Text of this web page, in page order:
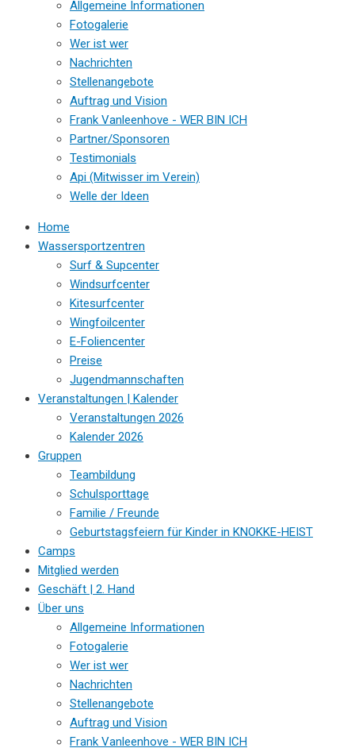
Allgemeine Informationen
Fotogalerie
Wer ist wer
Nachrichten
Stellenangebote
Auftrag und Vision
Frank Vanleenhove - WER BIN ICH
Partner/Sponsoren
Testimonials
Api (Mitwisser im Verein)
Welle der Ideen
Home
Wassersportzentren
Surf & Supcenter
Windsurfcenter
Kitesurfcenter
Wingfoilcenter
E-Foliencenter
Preise
Jugendmannschaften
Veranstaltungen | Kalender
Veranstaltungen 2026
Kalender 2026
Gruppen
Teambildung
Schulsporttage
Familie / Freunde
Geburtstagsfeiern für Kinder in KNOKKE-HEIST
Camps
Mitglied werden
Geschäft | 2. Hand
Über uns
Allgemeine Informationen
Fotogalerie
Wer ist wer
Nachrichten
Stellenangebote
Auftrag und Vision
Frank Vanleenhove - WER BIN ICH